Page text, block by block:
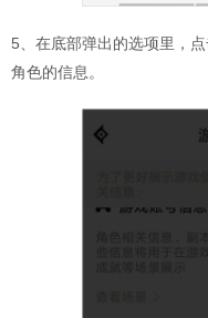
5、在底部弹出的选项里，
角色的信息。